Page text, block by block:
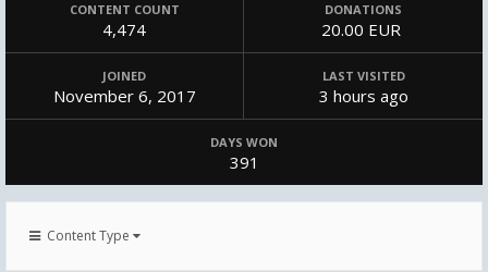
CONTENT COUNT
4,474
DONATIONS
20.00 EUR
JOINED
November 6, 2017
LAST VISITED
3 hours ago
DAYS WON
391
Content Type